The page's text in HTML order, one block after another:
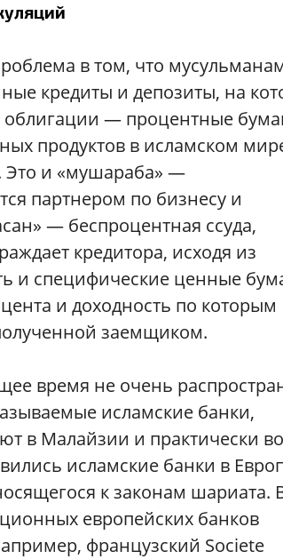
в том, что
кредиты и депозиты, на
облигации — процентные
продуктов в исламском
Это и «мушараба» —
партнером по бизнесу и
— беспроцентная ссуда,
кредитора, исходя из
и специфические ценные
и доходность по которым
заемщиком.
время не очень
исламские банки,
в Малайзии и практически во
исламские банки в
к законам шариата.
европейских банков
французский Societe